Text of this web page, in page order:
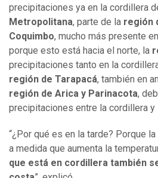
precipitaciones ya en la cordillera
Metropolitana, parte de la región
Coquimbo, mucho más presente
porque esto está hacia el norte, la
precipitaciones tanto en la
región de Tarapacá, también en
región de Arica y Parinacota,
precipitaciones entre la cordillera y
“¿Por qué es en la tarde? Porque
a medida que aumenta la
que está en cordillera también